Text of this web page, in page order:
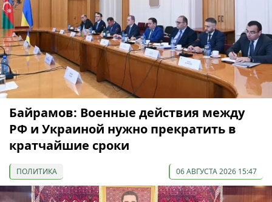
Байрамов: Военные действия между
РФ и Украиной нужно прекратить в
кратчайшие сроки
ПОЛИТИКА 06 АВГУСТА 2026 15:47